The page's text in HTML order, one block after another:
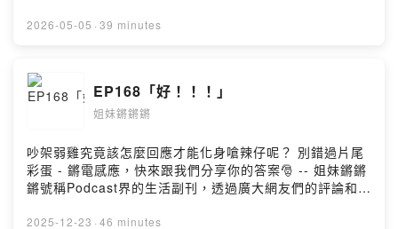
內容，獻給最ㄎㄧㄤ的大家🤪 Megan與Amber，相差10
Facebook| https://www.facebook.com/kiangsis
Instagram| https://www.instagram.com/kiang_sis --
Hosting provided by SoundOn
2026-05-05 · 39 minutes
EP168「好！！！」
姐妹鏘鏘鏘
吵架弱雞究竟該怎麼回應才能化身嗆辣仔呢？ 別錯過片尾
彩蛋 - 鏘電感應，快來跟我們分享你的答案🎅 -- 姐妹鏘鏘
鏘號稱Podcast界的生活副刊，透過廣大網友們的評論和生
知識科技、沒有時事時聞、沒有社會文化，只有最ㄎㄧㄤ
2025-12-23 · 46 minutes